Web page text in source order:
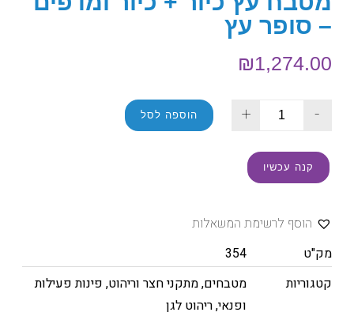
– סופר עץ
₪1,274.00
-
+ הוספה לסל
קנה עכשיו
הוסף לרשימת המשאלות
מק"ט
354
קטגוריות
מטבחים,מתקני חצר וריהוט, פינות פעילות
ופנאי,ריהוט לגן